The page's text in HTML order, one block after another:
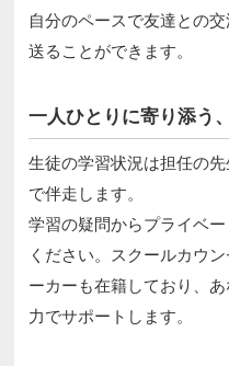
自分のペースで友達との
送ることができます。
一人ひとりに寄り添う
生徒の学習状況は担任の
で伴走します。
学習の疑問からプライベ
ください。スクールカウ
ーカーも在籍しており、
力でサポートします。